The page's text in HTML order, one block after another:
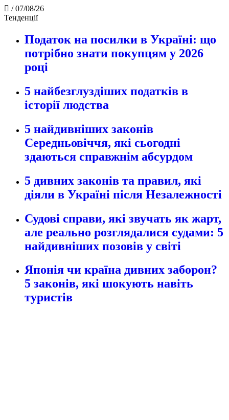
/ 07/08/26
Тенденції
Податок на посилки в Україні: що
потрібно знати покупцям у 2026
році
5 найбезглуздіших податків в
історії людства
5 найдивніших законів
Середньовіччя, які сьогодні
здаються справжнім абсурдом
5 дивних законів та правил, які
діяли в Україні після Незалежності
Судові справи, які звучать як жарт,
але реально розглядалися судами: 5
найдивніших позовів у світі
Японія чи країна дивних заборон?
5 законів, які шокують навіть
туристів